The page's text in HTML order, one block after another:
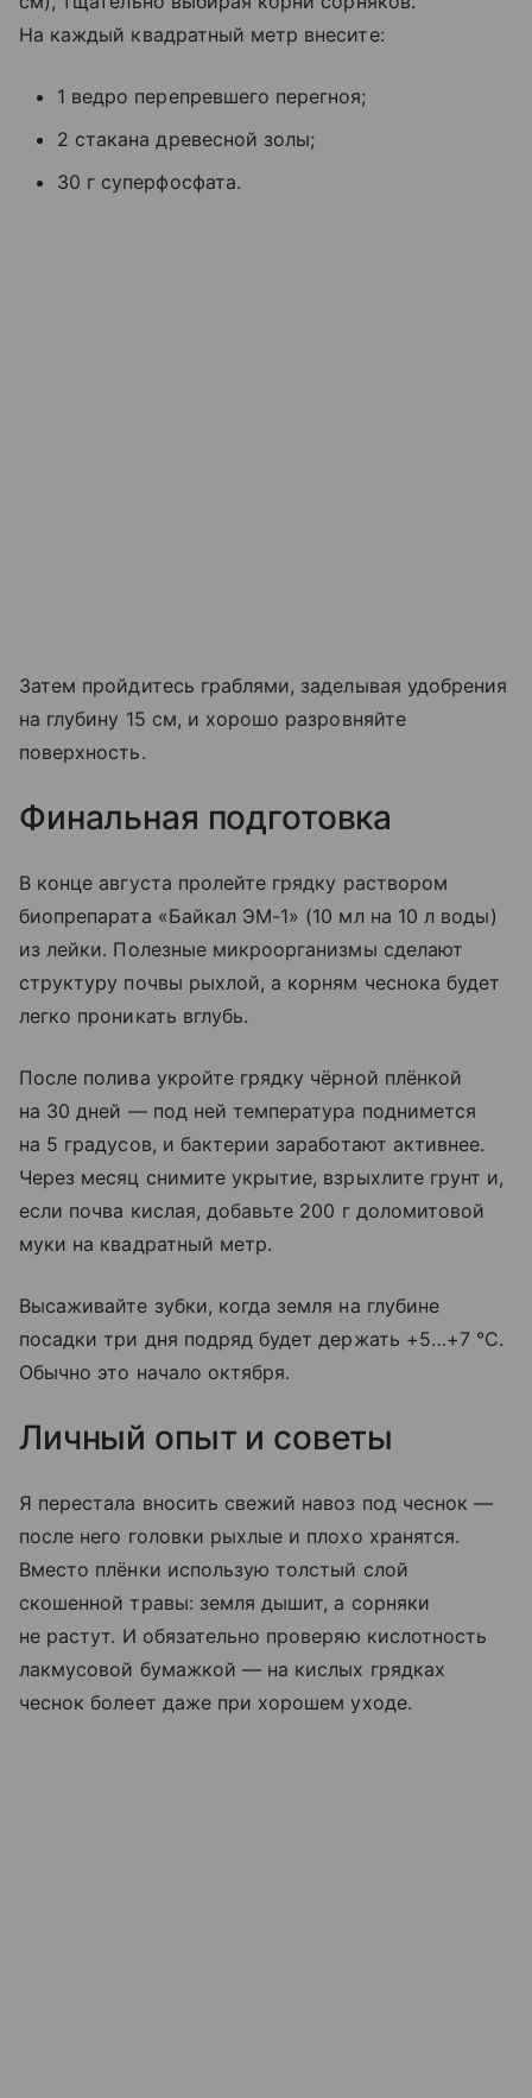
На каждый квадратный метр внесите:
1 ведро перепревшего перегноя;
2 стакана древесной золы;
30 г суперфосфата.
Затем пройдитесь граблями, заделывая удобрения
на глубину 15 см, и хорошо разровняйте
поверхность.
Финальная подготовка
В конце августа пролейте грядку раствором
биопрепарата «Байкал ЭМ-1» (10 мл на 10 л воды)
из лейки. Полезные микроорганизмы сделают
структуру почвы рыхлой, а корням чеснока будет
легко проникать вглубь.
После полива укройте грядку чёрной плёнкой
на 30 дней — под ней температура поднимется
на 5 градусов, и бактерии заработают активнее.
Через месяц снимите укрытие, взрыхлите грунт и,
если почва кислая, добавьте 200 г доломитовой
муки на квадратный метр.
Высаживайте зубки, когда земля на глубине
посадки три дня подряд будет держать +5…+7 °C.
Обычно это начало октября.
Личный опыт и советы
Я перестала вносить свежий навоз под чеснок —
после него головки рыхлые и плохо хранятся.
Вместо плёнки использую толстый слой
скошенной травы: земля дышит, а сорняки
не растут. И обязательно проверяю кислотность
лакмусовой бумажкой — на кислых грядках
чеснок болеет даже при хорошем уходе.